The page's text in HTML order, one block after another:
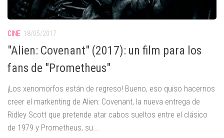
CINE 18/05/2017
"Alien: Covenant" (2017): un film para los
fans de "Prometheus"
¡Los xenomorfos están de regreso! Bueno, eso quiso hacernos
creer el markenting de Alien: Covenant, la nueva entrega de
Ridley Scott que pretende atar cabos sueltos entre el clásico
de 1979 y Prometheus, su...